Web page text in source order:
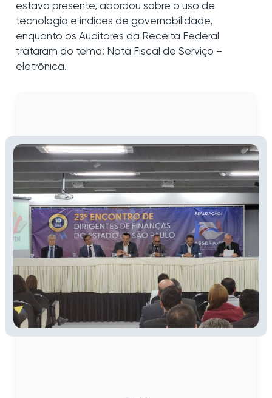
estava presente, abordou sobre o uso de
tecnologia e índices de governabilidade,
enquanto os Auditores da Receita Federal
trataram do tema: Nota Fiscal de Serviço –
eletrônica.